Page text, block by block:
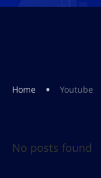
Home • Youtube
No posts found